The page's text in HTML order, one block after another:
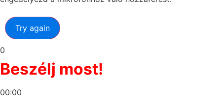
Try again
0
Beszélj most!
00:00